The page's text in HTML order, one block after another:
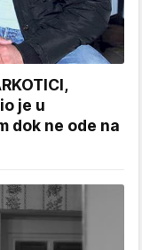
je u
dok ne ode na